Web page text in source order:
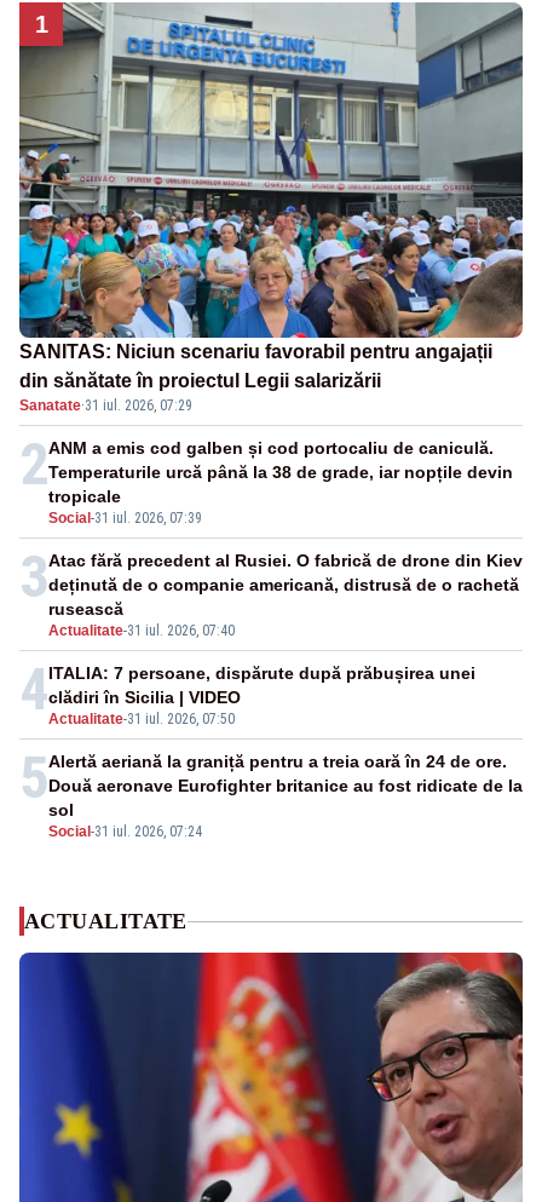
1
SANITAS: Niciun scenariu favorabil pentru angajații
din sănătate în proiectul Legii salarizării
Sanatate·31 iul. 2026, 07:29
2
Social -31 iul. 2026, 07:39
ANM a emis cod galben și cod portocaliu de caniculă.
Temperaturile urcă până la 38 de grade, iar nopțile devin
tropicale
3
Actualitate-31 iul. 2026, 07:40
Atac fără precedent al Rusiei. O fabrică de drone din Kiev
deținută de o companie americană, distrusă de o rachetă
rusească
4Actualitate-31 iul. 2026, 07:50
ITALIA: 7 persoane, dispărute după prăbușirea unei
clădiri în Sicilia | VIDEO
5
Social -31 iul. 2026, 07:24
Alertă aeriană la graniță pentru a treia oară în 24 de ore.
Două aeronave Eurofighter britanice au fost ridicate de la
sol
ACTUALITATE